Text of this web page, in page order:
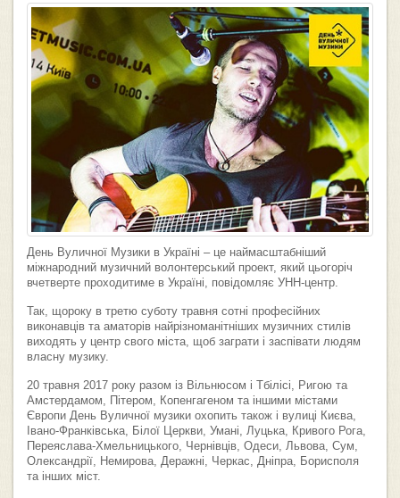
День Вуличної Музики в Україні – це наймасштабніший
міжнародний музичний волонтерський проект, який цьогоріч
вчетверте проходитиме в Україні, повідомляє УНН-центр.
Так, щороку в третю суботу травня сотні професійних
виконавців та аматорів найрізноманітніших музичних стилів
виходять у центр свого міста, щоб заграти і заспівати людям
власну музику.
20 травня 2017 року разом із Вільнюсом і Тбілісі, Ригою та
Амстердамом, Пітером, Копенгагеном та іншими містами
Європи День Вуличної музики охопить також і вулиці Києва,
Івано-Франківська, Білої Церкви, Умані, Луцька, Кривого Рога,
Переяслава-Хмельницького, Чернівців, Одеси, Львова, Сум,
Олександрії, Немирова, Деражні, Черкас, Дніпра, Борисполя
та інших міст.